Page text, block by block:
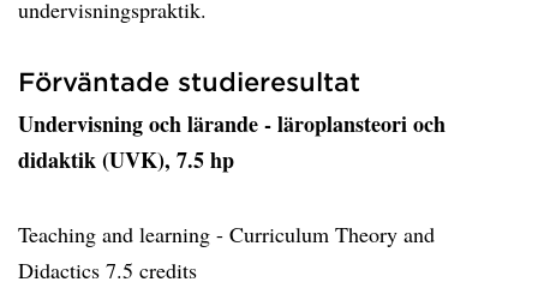
undervisningspraktik.
Förväntade studieresultat
Undervisning och lärande - läroplansteori och
didaktik (UVK), 7.5 hp
Teaching and learning - Curriculum Theory and
Didactics 7.5 credits